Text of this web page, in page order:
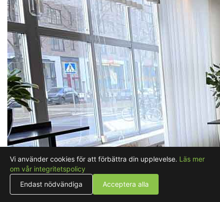
Vi använder cookies för att förbättra din upplevelse. Läs mer
om vår integritetspolicy
Endast nödvändiga
Acceptera alla